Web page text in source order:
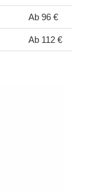
Ab 96 €
Ab 112 €